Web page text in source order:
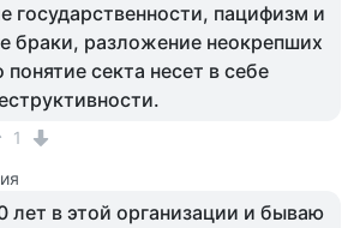
государственности, пацифизм и
браки, разложение неокрепших
секта несет в себе
1
лет в этой организации и бываю